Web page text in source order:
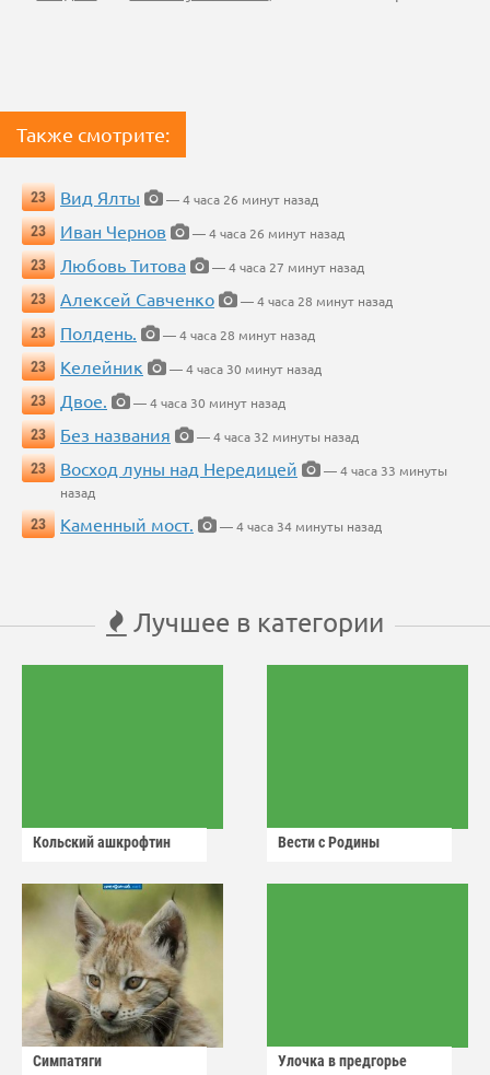
Также смотрите:
23 Вид Ялты
— 4 часа 26 минут назад
23
Иван Чернов
— 4 часа 26 минут назад
23
Любовь Титова
— 4 часа 27 минут назад
23
Алексей Савченко
— 4 часа 28 минут назад
23
Полдень.
— 4 часа 28 минут назад
23
Келейник
— 4 часа 30 минут назад
23
Двое.
— 4 часа 30 минут назад
23
Без названия
— 4 часа 32 минуты назад
23
Восход луны над Нередицей
— 4 часа 33 минуты
назад
23
Каменный мост. — 4 часа 34 минуты назад
Лучшее в категории
Кольский ашкрофтин Вести с Родины
Симпатяги Улочка в предгорье